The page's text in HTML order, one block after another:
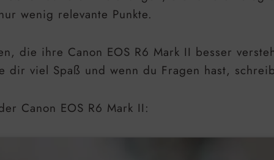
wenig relevante Punkte.
die ihre Canon EOS R6 Mark II besser
dir viel Spaß und wenn du Fragen hast,
Canon EOS R6 Mark II: